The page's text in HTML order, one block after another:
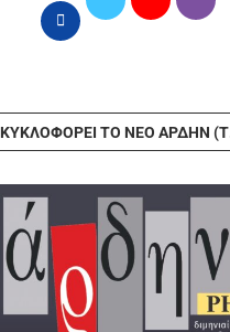
ΚΥΚΛΟΦΟΡΕΊ ΤΟ ΝΈΟ ΆΡΔΗΝ